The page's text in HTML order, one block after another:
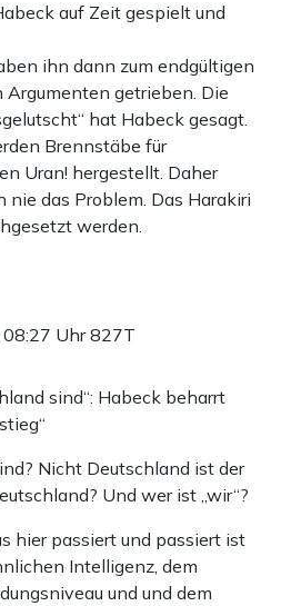
auf Zeit gespielt und
ihn dann zum endgültigen
getrieben. Die
hat Habeck gesagt.
Brennstäbe für
Uran! hergestellt. Daher
das Problem. Das Harakiri
werden.
Uhr827T
sind“: Habeck beharrt
Nicht Deutschland ist der
Und wer ist „wir“?
hier passiert und passiert ist
Intelligenz, dem
und und dem